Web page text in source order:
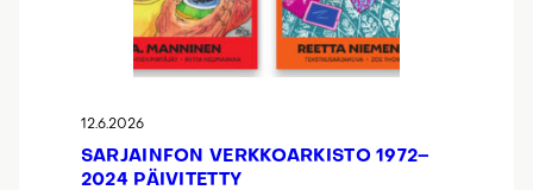
12.6.2026
SARJAINFON VERKKOARKISTO 1972–
2024 PÄIVITETTY